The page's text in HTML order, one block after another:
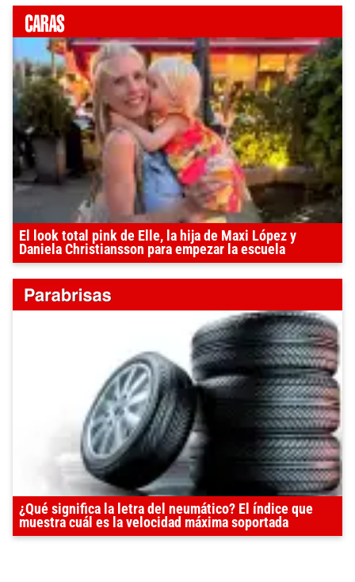
El look total pink de Elle, la hija de Maxi López y
Daniela Christiansson para empezar la escuela
¿Qué significa la letra del neumático? El índice que
muestra cuál es la velocidad máxima soportada